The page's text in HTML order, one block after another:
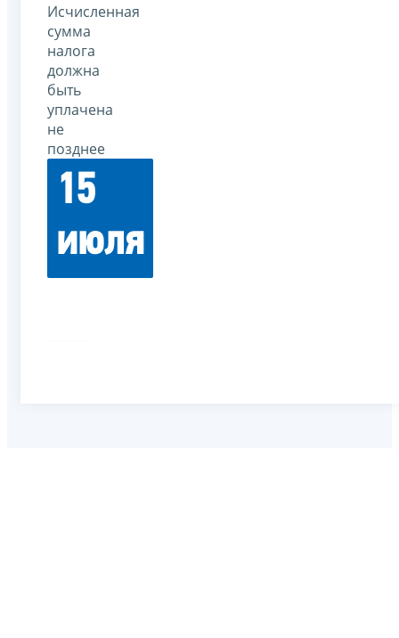
Исчисленная
сумма
налога
должна
быть
уплачена
не
позднее
15
июля